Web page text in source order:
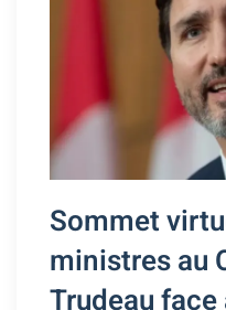
Sommet
ministres au
Trudeau face